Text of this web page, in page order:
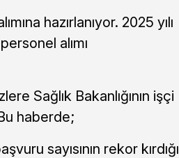
hazırlanıyor. 2025 yılı
alımı
Sağlık Bakanlığının işçi
haberde;
sayısının rekor kırdığı